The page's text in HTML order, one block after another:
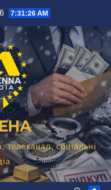
7:31:27 AM
телеканал, соціальні